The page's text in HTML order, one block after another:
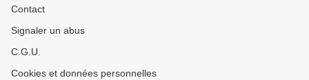
Contact
Signaler un abus
C.G.U.
Cookies et données personnelles